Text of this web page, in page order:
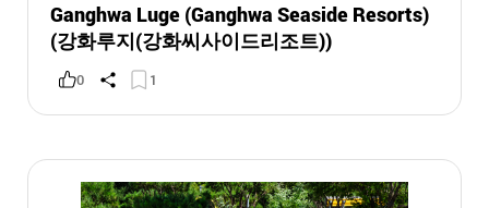
Ganghwa Luge (Ganghwa Seaside Resorts)
(강화루지(강화씨사이드리조트))
0 1